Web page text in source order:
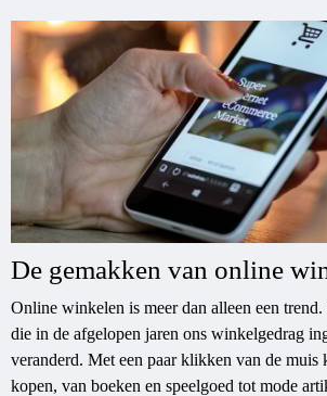
De gemakken van online
Online winkelen is meer dan alleen een
die in de afgelopen jaren ons winkelgedrag
veranderd. Met een paar klikken van de muis
kopen, van boeken en speelgoed tot mode